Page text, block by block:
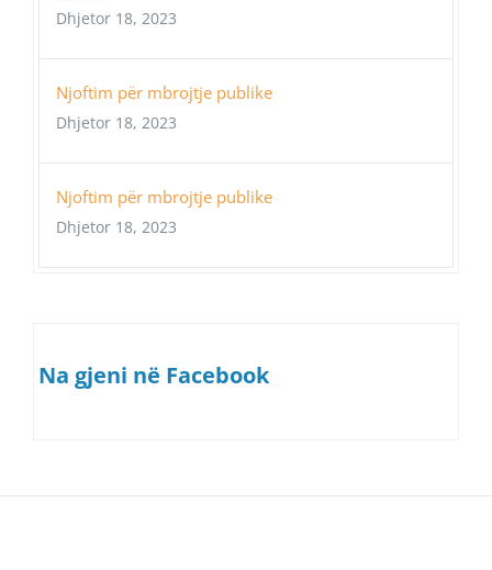
Dhjetor 18, 2023
Njoftim për mbrojtje publike
Dhjetor 18, 2023
Njoftim për mbrojtje publike
Dhjetor 18, 2023
Na gjeni në Facebook